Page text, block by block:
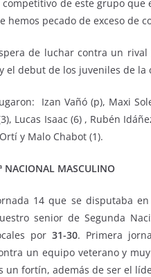
de este grupo que
hemos pecado de exceso de
de luchar contra un
el debut de los juveniles de la
Izan Vañó (p), Maxi
Lucas Isaac (6) , Rubén
y Malo Chabot (1).
NACIONAL MASCULINO
14 que se disputaba
senior de Segunda
por 31-30. Primera
un equipo veterano y
un fortín, además de ser el